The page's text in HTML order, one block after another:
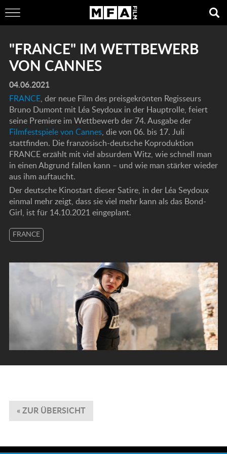
"FRANCE" IM WETTBEWERB
VON CANNES
04.06.2021
FRANCE, der neue Film des preisgekrönten Regisseurs
Bruno Dumont mit Léa Seydoux in der Hauptrolle, feiert
seine Premiere im Wettbewerb der 74. Ausgabe der
Filmfestspiele von Cannes, die von 06. bis 17. Juli
stattfinden. Die französisch-deutsche Koproduktion
FRANCE erzählt mit viel absurdem Witz, wie schnell man
in einen Abgrund fallen kann – und wie man stärker wieder
aus ihm auftaucht.
Der deutsche Kinostart dieser Satire, in der Léa Seydoux
einmal mehr zeigt, dass sie viel mehr kann als das Bond-
Girl, ist für 14.10.2021 eingeplant.
FRANCE
« ZUR ÜBERSICHT